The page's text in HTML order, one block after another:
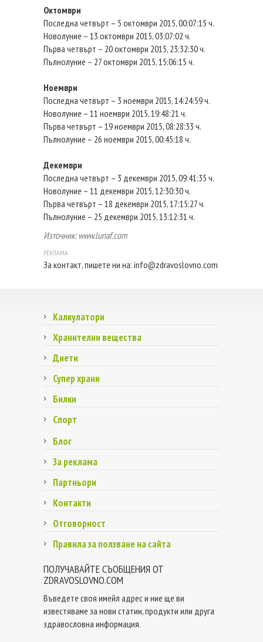
Октомври
Последна четвърт – 5 октомври 2015, 00:07:15 ч.
Новолуние – 13 октомври 2015, 03:07:02 ч.
Първа четвърт – 20 октомври 2015, 23:32:30 ч.
Пълнолуние – 27 октомври 2015, 15:06:15 ч.
Ноември
Последна четвърт – 3 ноември 2015, 14:24:59 ч.
Новолуние – 11 ноември 2015, 19:48:21 ч.
Първа четвърт – 19 ноември 2015, 08:28:33 ч.
Пълнолуние – 26 ноември 2015, 00:45:18 ч.
Декември
Последна четвърт – 3 декември 2015, 09:41:35 ч.
Новолуние – 11 декември 2015, 12:30:30 ч.
Първа четвърт – 18 декември 2015, 17:15:27 ч.
Пълнолуние – 25 декември 2015, 13:12:31 ч.
Източник: www.lunaf.com
За контакт, пишете ни на: info@zdravoslovno.com
Калкулатори
Хранителни вещества
Диети
Супер храни
Билки
Спорт
Блог
За реклама
Партньори
Контакти
Отговорност
Правила за ползване на сайта
ПОЛУЧАВАЙТЕ СЪОБЩЕНИЯ ОТ
ZDRAVOSLOVNO.COM
Въведете своя имейл адрес и ние ще ви
известяваме за нови статии, продукти или друга
здравословна информация.